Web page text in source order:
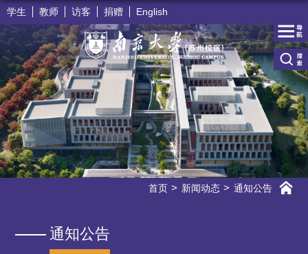
学生 教师 访客 捐赠 English
首页 新闻动态 通知公告
通知公告